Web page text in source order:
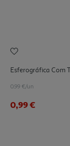
Esferográfica Com
0.99 €/un
0,99 €